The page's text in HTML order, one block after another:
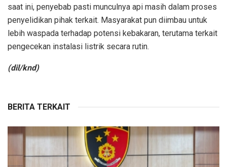
saat ini, penyebab pasti munculnya api masih dalam proses
penyelidikan pihak terkait. Masyarakat pun diimbau untuk
lebih waspada terhadap potensi kebakaran, terutama terkait
pengecekan instalasi listrik secara rutin.
(dil/knd)
BERITA TERKAIT